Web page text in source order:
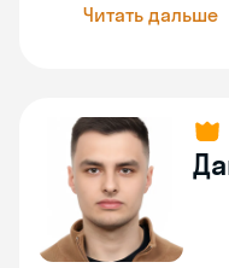
Читать дальше